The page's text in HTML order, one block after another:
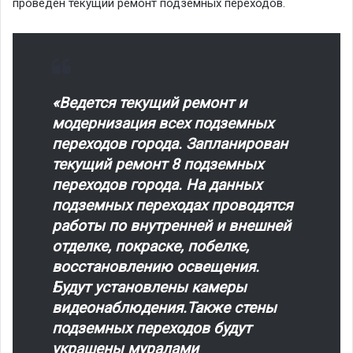
проведен текущий ремонт подземных переходов.
«Ведется текущий ремонт и
модернизация всех подземных
переходов города. Запланирован
текущий ремонт 8 подземных
переходов города. На данных
подземных переходах проводятся
работы по внутренней и внешней
отделке, покраске, побелке,
восстановлению освещения.
Будут установлены камеры
видеонаблюдения.Также стены
подземных переходов будут
украшены муралами